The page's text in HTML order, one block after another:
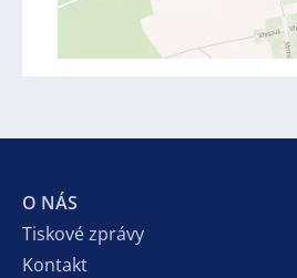
O NÁS
Tiskové zprávy
Kontakt